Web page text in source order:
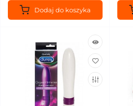
Dodaj do koszyka